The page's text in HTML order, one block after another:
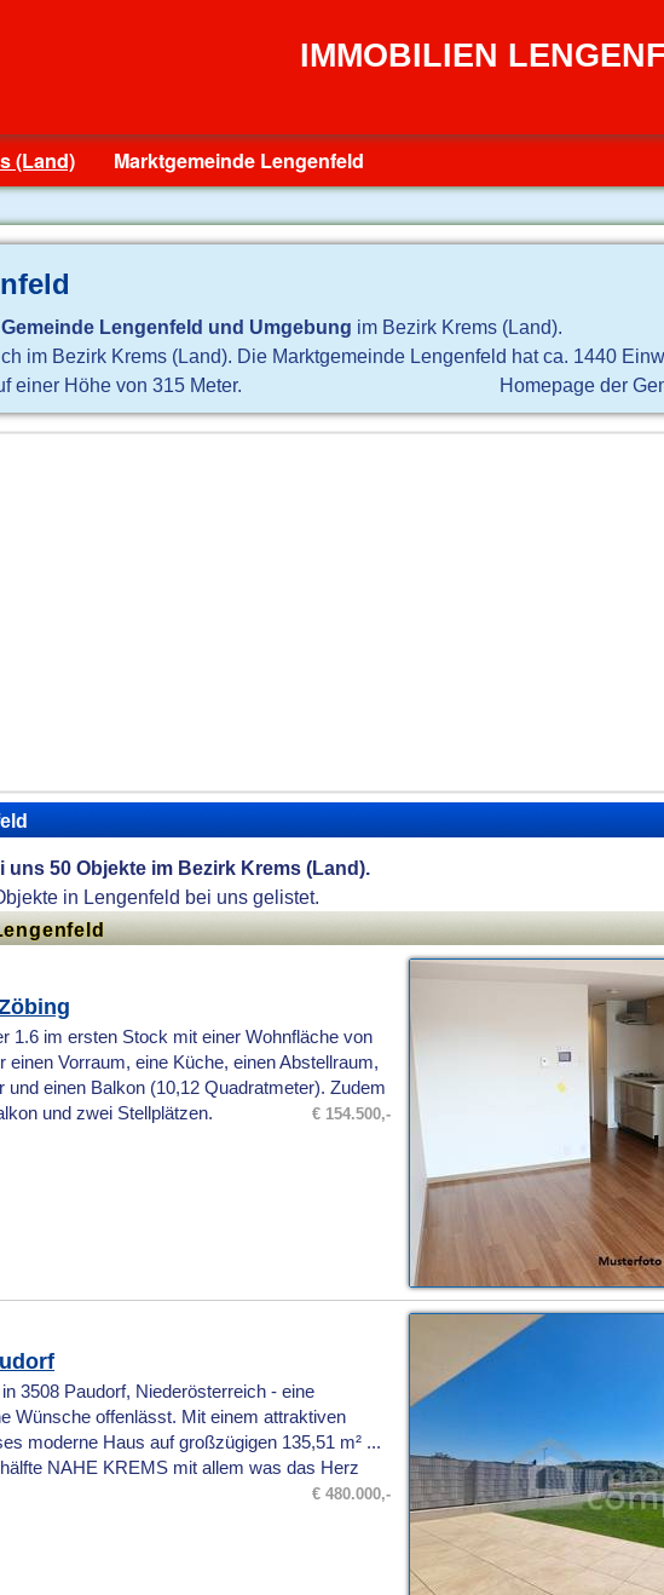
IMMOBILIEN
(Land) Marktgemeinde Lengenfeld
Gemeinde Lengenfeld und Umgebung im Bezirk Krems (Land).
im Bezirk Krems (Land). Die Marktgemeinde Lengenfeld hat ca. 1440
einer Höhe von 315 Meter.
Homepage der
uns 50 Objekte im Bezirk Krems (Land).
in Lengenfeld bei uns gelistet.
1.6 im ersten Stock mit einer Wohnfläche von
Vorraum, eine Küche, einen Abstellraum,
einen Balkon (10,12 Quadratmeter). Zudem
und zwei Stellplätzen.
€ 154.500,-
3508 Paudorf, Niederösterreich - eine
Wünsche offenlässt. Mit einem attraktiven
moderne Haus auf großzügigen 135,51 m² ...
NAHE KREMS mit allem was das Herz
€ 480.000,-